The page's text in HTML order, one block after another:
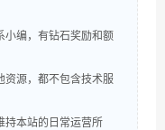
编，有钻石奖励和额
源，都不包含技术服
本站的日常运营所